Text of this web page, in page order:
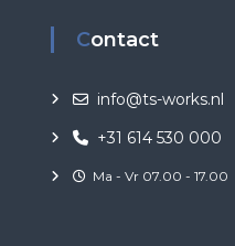
Contact
info@ts-works.nl
+31 614 530 000
Ma - Vr 07.00 - 17.00